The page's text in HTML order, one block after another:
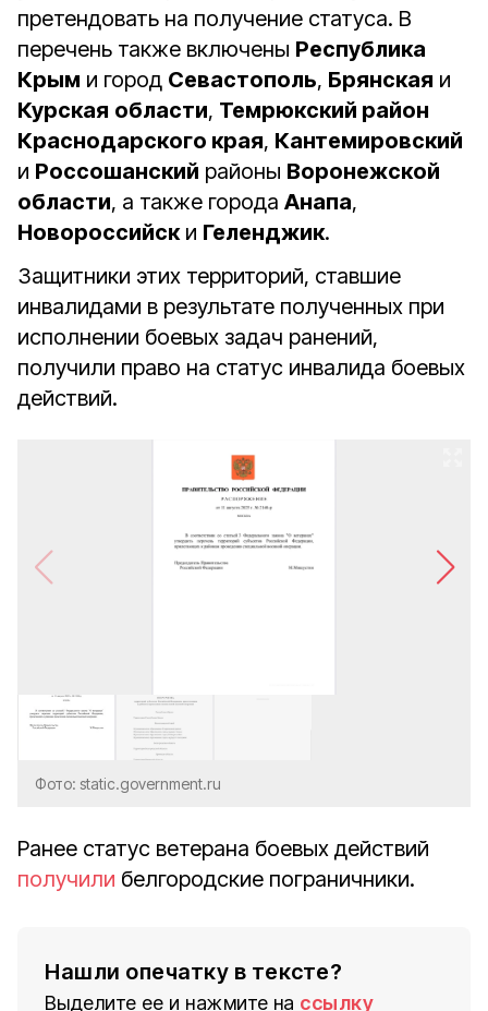
претендовать на получение статуса. В
перечень также включены Республика
Крым и город Севастополь, Брянская и
Курская области, Темрюкский район
Краснодарского края, Кантемировский
и Россошанский районы Воронежской
области, а также города Анапа,
Новороссийски Геленджик.
Защитники этих территорий, ставшие
инвалидами в результате полученных при
исполнении боевых задач ранений,
получили право на статус инвалида боевых
действий.
Фото: static.government.ru
Ранее статус ветерана боевых действий
получили белгородские пограничники.
Нашли опечатку в тексте?
Выделите ее и нажмите на ссылку